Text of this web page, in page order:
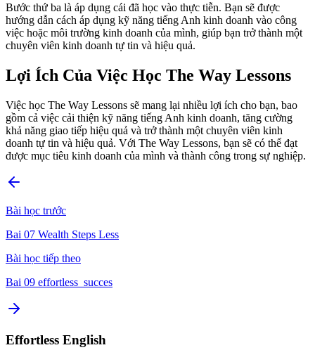
Bước thứ ba là áp dụng cái đã học vào thực tiễn. Bạn sẽ được
hướng dẫn cách áp dụng kỹ năng tiếng Anh kinh doanh vào công
việc hoặc môi trường kinh doanh của mình, giúp bạn trở thành một
chuyên viên kinh doanh tự tin và hiệu quả.
Lợi Ích Của Việc Học The Way Lessons
Việc học The Way Lessons sẽ mang lại nhiều lợi ích cho bạn, bao
gồm cả việc cải thiện kỹ năng tiếng Anh kinh doanh, tăng cường
khả năng giao tiếp hiệu quả và trở thành một chuyên viên kinh
doanh tự tin và hiệu quả. Với The Way Lessons, bạn sẽ có thể đạt
được mục tiêu kinh doanh của mình và thành công trong sự nghiệp.
Bài học trước
Bai 07 Wealth Steps Less
Bài học tiếp theo
Bai 09 effortless_succes
Effortless English